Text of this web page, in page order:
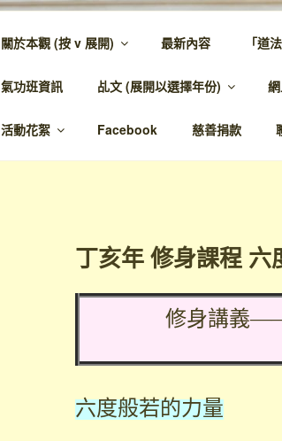
金蘭觀 – 主
金蘭至誠，神人溫馨，代天
關於本觀 (按 v 展開) 最新內容 「道
氣功班資訊 乩文 (展開以選擇年份)
活動花絮 Facebook 慈善捐款
丁亥年 修身課程
修身講義
六度般若的力量